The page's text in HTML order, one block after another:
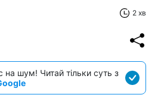
2 хв
на шум! Читай тільки суть з